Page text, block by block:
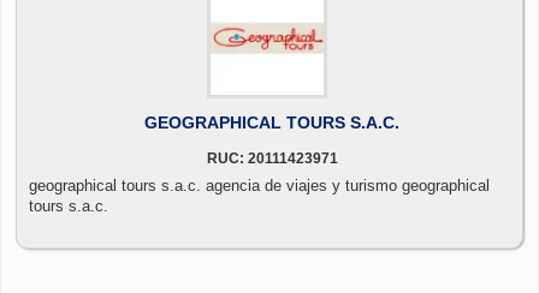
GEOGRAPHICAL TOURS S.A.C.
RUC: 20111423971
geographical tours s.a.c. agencia de viajes y turismo geographical
tours s.a.c.